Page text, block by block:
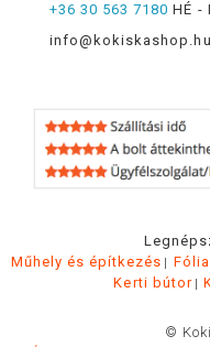
+36 30 563 7180 HÉ -
info@kokiskashop.hu
Műhely és építkezés
Kerti bútor
©